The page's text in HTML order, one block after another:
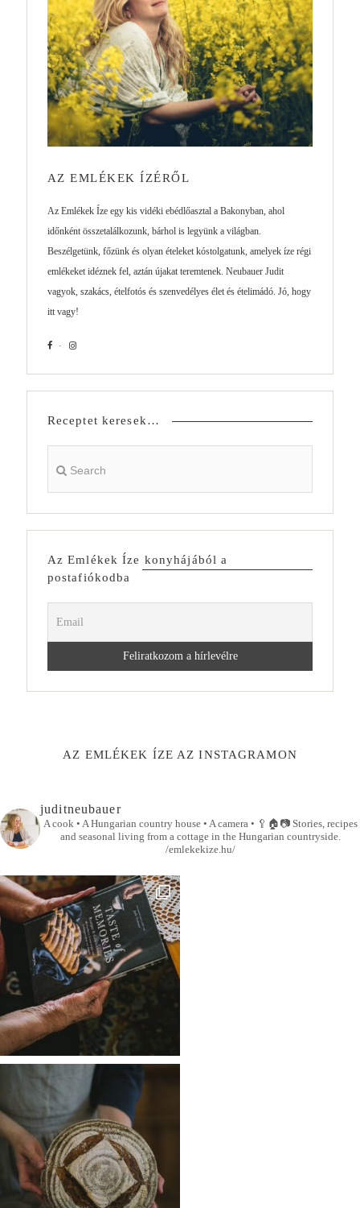
AZ EMLÉKEK ÍZÉRŐL
Az Emlékek Íze egy kis vidéki ebédlőasztal a Bakonyban, ahol
időnként összetalálkozunk, bárhol is legyünk a világban.
Beszélgetünk, főzünk és olyan ételeket kóstolgatunk, amelyek íze régi
emlékeket idéznek fel, aztán újakat teremtenek. Neubauer Judit
vagyok, szakács, ételfotós és szenvedélyes élet és ételimádó. Jó, hogy
itt vagy!
Receptet keresek…
Az Emlékek Íze konyhájából a
postafiókodba
AZ EMLÉKEK ÍZE AZ INSTAGRAMON
juditneubauer
A cook • A Hungarian country house • A camera • 🥄🏠📷Stories, recipes
and seasonal living from a cottage in the Hungarian countryside.
/emlekekize.hu/